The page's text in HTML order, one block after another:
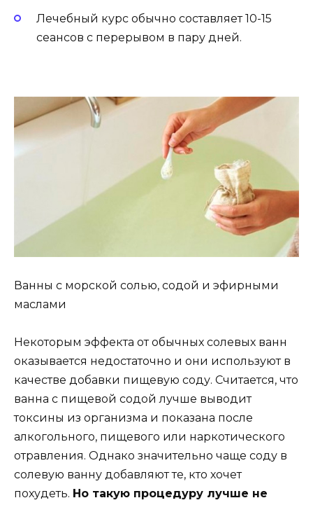
Лечебный курс обычно составляет 10-15
сеансов с перерывом в пару дней.
Ванны с морской солью, содой и эфирными
маслами
Некоторым эффекта от обычных солевых ванн
оказывается недостаточно и они используют в
качестве добавки пищевую соду. Считается, что
ванна с пищевой содой лучше выводит
токсины из организма и показана после
алкогольного, пищевого или наркотического
отравления. Однако значительно чаще соду в
солевую ванну добавляют те, кто хочет
похудеть. Но такую процедуру лучше не